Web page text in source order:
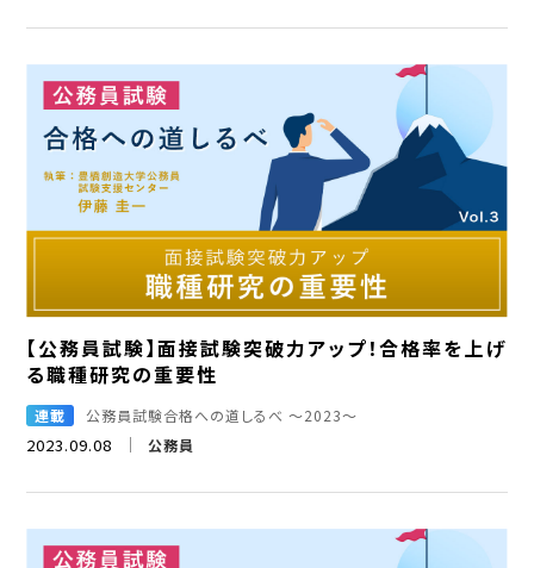
【公務員試験】面接試験突破力アップ！合格率を上げ
る職種研究の重要性
2023.09.08 公務員
連載 公務員試験合格への道しるべ ～2023～